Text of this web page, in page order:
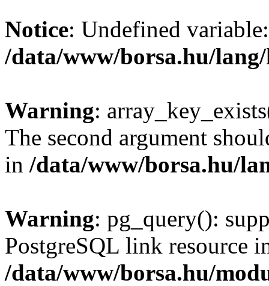
Notice: Undefined
/data/www/borsa.hu/
Warning:
The second argument
in /data/www/borsa.hu/
Warning: pg_query():
PostgreSQL link resource
/data/www/borsa.hu/